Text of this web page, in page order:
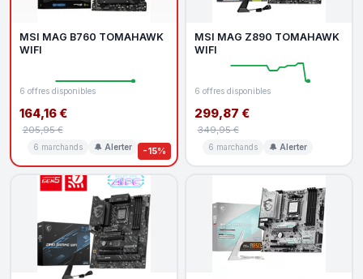
-15%
MSI MAG B760 TOMAHAWK
WIFI
6 offres disponibles
164,16 €
205,95 €
6 marchands 🔔 Alerter
MSI MAG Z890 TOMAHAWK
WIFI
6 offres disponibles
299,87 €
349,95 €
6 marchands 🔔 Alerter